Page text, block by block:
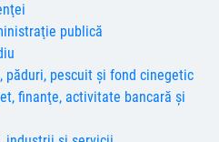
publică
păduri, pescuit și fond cinegetic
finanţe, activitate bancară şi